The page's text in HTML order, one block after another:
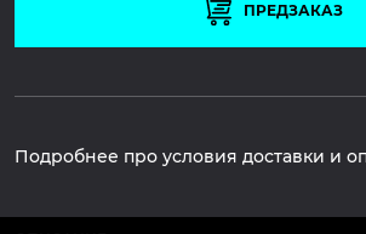
ПРЕДЗАКАЗ
Подробнее про условия доставки и